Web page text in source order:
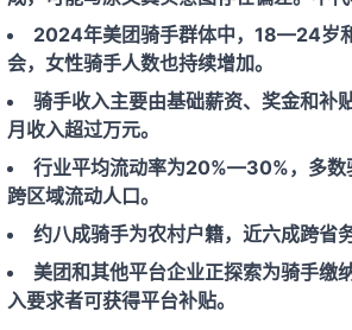
2024年美团骑手群体中，18—24岁
会，女性骑手人数也持续增加。
骑手收入主要由基础薪资、奖金和
月收入超过万元。
行业平均流动率为20%—30%，多数
跨区域流动人口。
约八成骑手为农村户籍，近六成跨省
美团和其他平台企业正探索为骑手缴
入要求者可获得平台补贴。